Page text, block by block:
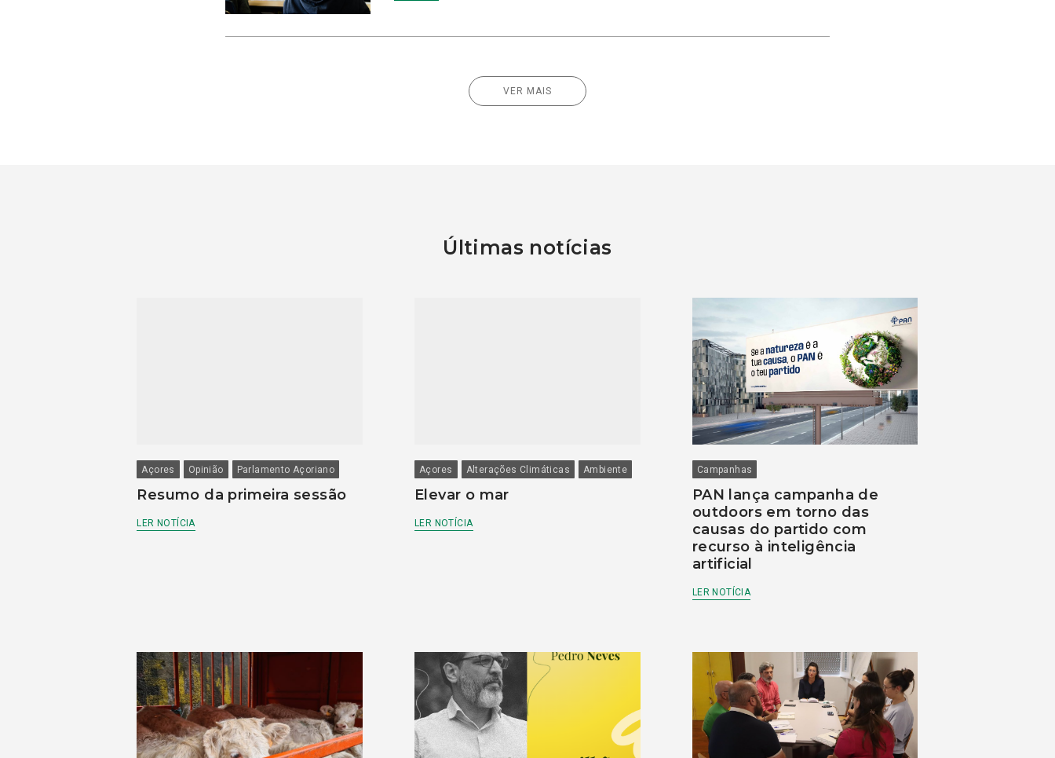
VER MAIS
Últimas notícias
Açores Opinião Parlamento Açoriano
Resumo da primeira sessão
LER NOTÍCIA
Açores Alterações Climáticas Ambiente
Elevar o mar
LER NOTÍCIA
Campanhas
PAN lança campanha de
outdoors em torno das
causas do partido com
recurso à inteligência
artificial
LER NOTÍCIA